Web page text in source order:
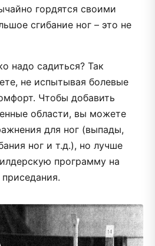
гордятся своими
сгибание ног – это не
надо садиться? Так
не испытывая болевые
Чтобы добавить
области, вы можете
для ног (выпады,
ног и т.д.), но лучше
программу на